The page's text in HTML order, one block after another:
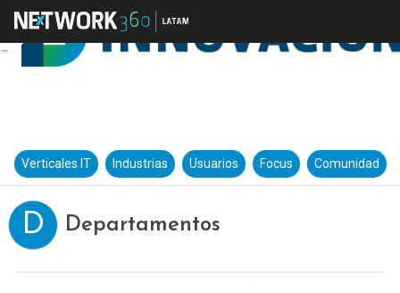
Verticales IT Industrias Usuarios Focus Comunidad
D Departamentos